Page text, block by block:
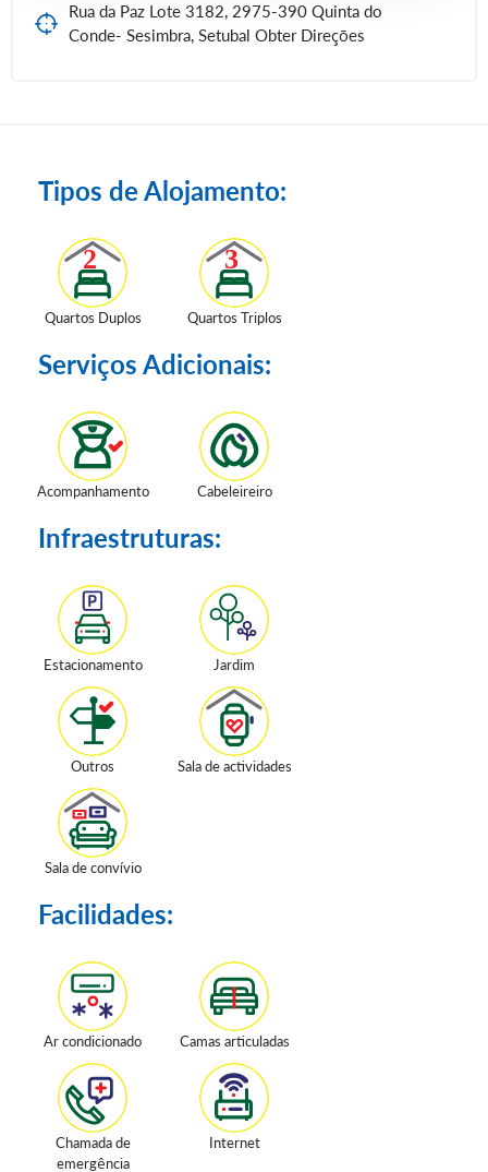
Rua da Paz Lote 3182, 2975-390 Quinta do
Conde- Sesimbra, Setubal Obter Direções
Tipos de Alojamento:
Quartos Duplos Quartos Triplos
Serviços Adicionais:
Acompanhamento Cabeleireiro
Infraestruturas:
Estacionamento Jardim
Outros Sala de actividades
Sala de convívio
Facilidades:
Ar condicionado Camas articuladas
Chamada de
emergência
Internet